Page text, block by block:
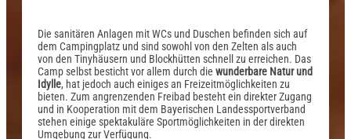
Die sanitären Anlagen mit WCs und Duschen befinden sich auf
dem Campingplatz und sind sowohl von den Zelten als auch
von den Tinyhäusern und Blockhütten schnell zu erreichen. Das
Camp selbst besticht vor allem durch die wunderbare Natur und
Idylle, hat jedoch auch einiges an Freizeitmöglichkeiten zu
bieten. Zum angrenzenden Freibad besteht ein direkter Zugang
und in Kooperation mit dem Bayerischen Landessportverband
stehen einige spektakuläre Sportmöglichkeiten in der direkten
Umgebung zur Verfügung.